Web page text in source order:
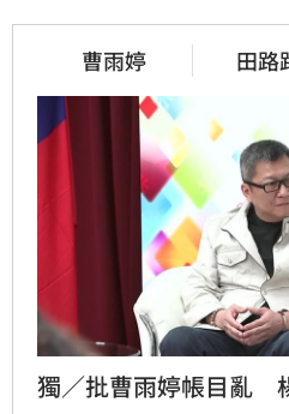
曹雨婷 田路
獨／批曹雨婷帳目亂　